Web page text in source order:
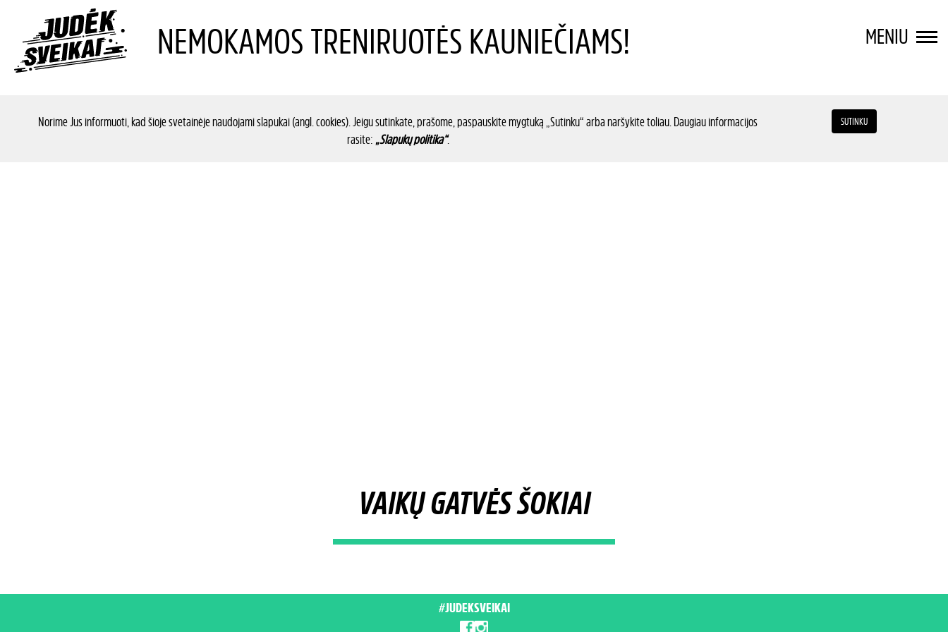
NEMOKAMOS TRENIRUOTĖS KAUNIEČIAMS! MENIU
Norime Jus informuoti, kad šioje svetainėje naudojami slapukai (angl. cookies). Jeigu sutinkate, prašome, paspauskite mygtuką „Sutinku“ arba naršykite toliau. Daugiau informacijos
rasite: „Slapukų politika“.
SUTINKU
VAIKŲ GATVĖS ŠOKIAI
#JUDEKSVEIKAI